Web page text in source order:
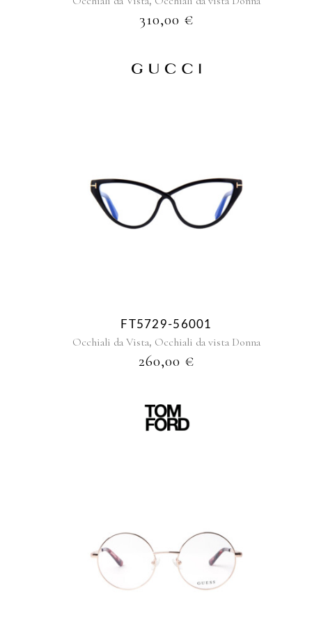
310,00 €
FT5729-56001
Occhiali da Vista, Occhiali da vista Donna
260,00 €